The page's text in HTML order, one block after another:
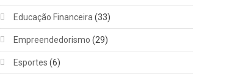
Educação Financeira (33)
Empreendedorismo (29)
Esportes (6)